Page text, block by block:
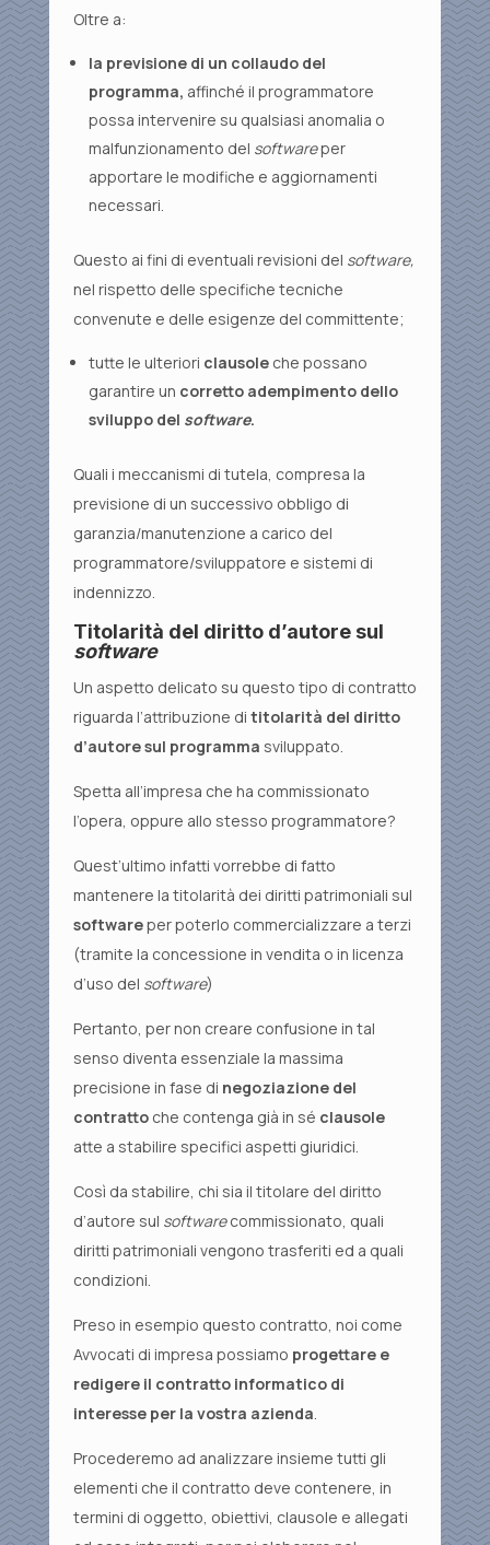
Oltre a:
la previsione di un collaudo del
programma, affinché il programmatore
possa intervenire su qualsiasi anomalia o
malfunzionamento del softwareper
apportare le modifiche e aggiornamenti
necessari.
Questo ai fini di eventuali revisioni del software,
nel rispetto delle specifiche tecniche
convenute e delle esigenze del committente;
tutte le ulteriori clausoleche possano
garantire un corretto adempimento dello
sviluppo del software.
Quali i meccanismi di tutela, compresa la
previsione di un successivo obbligo di
garanzia/manutenzione a carico del
programmatore/sviluppatore e sistemi di
indennizzo.
Titolarità del diritto d’autore sul
software
Un aspetto delicato su questo tipo di contratto
riguarda l’attribuzione di titolarità del diritto
d’autore sul programma sviluppato.
Spetta all’impresa che ha commissionato
l’opera, oppure allo stesso programmatore?
Quest’ultimo infatti vorrebbe di fatto
mantenere la titolarità dei diritti patrimoniali sul
softwareper poterlo commercializzare a terzi
(tramite la concessione in vendita o in licenza
d’uso del software)
Pertanto, per non creare confusione in tal
senso diventa essenziale la massima
precisione in fase di negoziazione del
contrattoche contenga già in sé clausole
atte a stabilire specifici aspetti giuridici.
Così da stabilire, chi sia il titolare del diritto
d’autore sul softwarecommissionato, quali
diritti patrimoniali vengono trasferiti ed a quali
condizioni.
Preso in esempio questo contratto, noi come
Avvocati di impresa possiamo progettare e
redigere il contratto informatico di
interesse per la vostra azienda.
Procederemo ad analizzare insieme tutti gli
elementi che il contratto deve contenere, in
termini di oggetto, obiettivi, clausole e allegati